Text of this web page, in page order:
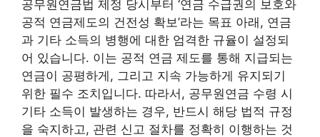
공무원연금법 제정 당시부터 ‘연금 수급권의 보호와
공적 연금제도의 건전성 확보’라는 목표 아래, 연금
과 기타 소득의 병행에 대한 엄격한 규율이 설정되
어 있습니다. 이는 공적 연금 제도를 통해 지급되는
연금이 공평하게, 그리고 지속 가능하게 유지되기
위한 필수 조치입니다. 따라서, 공무원연금 수령 시
기타 소득이 발생하는 경우, 반드시 해당 법적 규정
을 숙지하고, 관련 신고 절차를 정확히 이행하는 것